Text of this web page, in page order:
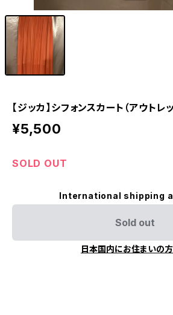
【ジッカ】シフォンスカート（アウトレッ
¥5,500
SOLD OUT
International shipping
Sold out
日本国内にお住まいの